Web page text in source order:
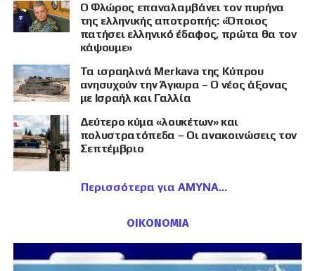
Ο Φλώρος επαναλαμβάνει τον πυρήνα
της ελληνικής αποτροπής: «Όποιος
πατήσει ελληνικό έδαφος, πρώτα θα τον
κάψουμε»
Τα ισραηλινά Merkava της Κύπρου
ανησυχούν την Άγκυρα – Ο νέος άξονας
με Ισραήλ και Γαλλία
Δεύτερο κύμα «λουκέτων» και
πολυστρατόπεδα – Οι ανακοινώσεις τον
Σεπτέμβριο
Περισσότερα για ΑΜΥΝΑ
ΟΙΚΟΝΟΜΙΑ